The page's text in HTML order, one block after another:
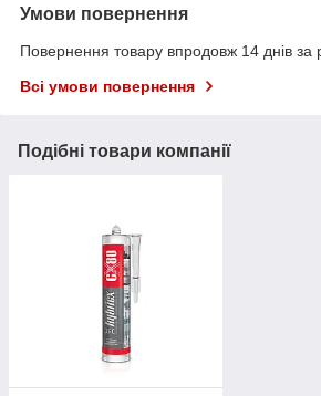
Умови повернення
Повернення товару впродовж 14 днів за
Всі умови повернення
Подібні товари компанії